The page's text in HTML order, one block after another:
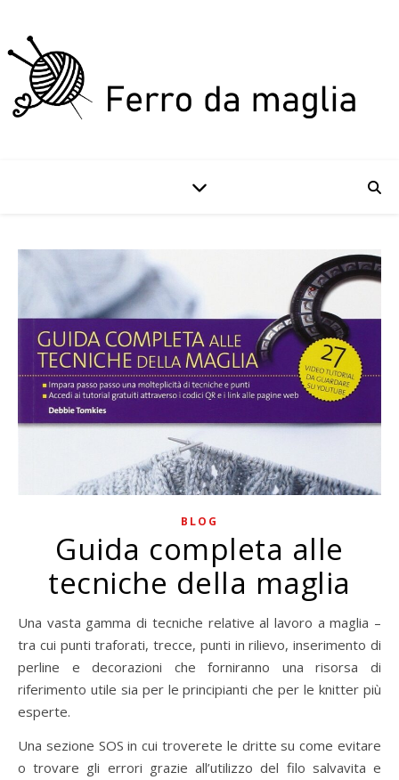
BLOG
Guida completa alle
tecniche della maglia
Una vasta gamma di tecniche relative al lavoro a maglia –
tra cui punti traforati, trecce, punti in rilievo, inserimento di
perline e decorazioni che forniranno una risorsa di
riferimento utile sia per le principianti che per le knitter più
esperte.
Una sezione SOS in cui troverete le dritte su come evitare
o trovare gli errori grazie all’utilizzo del filo salvavita e